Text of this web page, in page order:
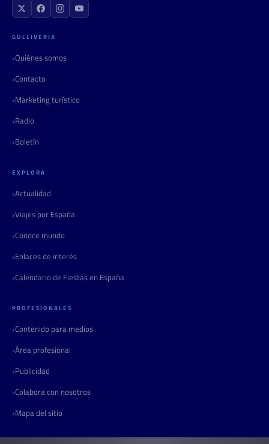
GULLIVERIA
Quiénes somos
Contacto
Marketing turístico
Radio
Boletín
EXPLORA
Actualidad
Viajes por España
Conoce mundo
Enlaces de interés
Calendario de Fiestas en España
PROFESIONALES
Contenido para medios
Área profesional
Publicidad
Colabora con nosotros
Mapa del sitio